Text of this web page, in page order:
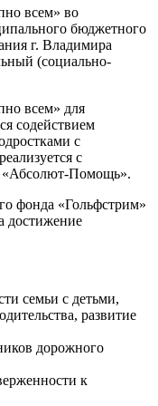
всем» во
бюджетного
г. Владимира
(социально-
всем» для
содействием
с
с
«Абсолют-Помощь».
фонда «Гольфстрим»
достижение
семьи с детьми,
развитие
дорожного
к